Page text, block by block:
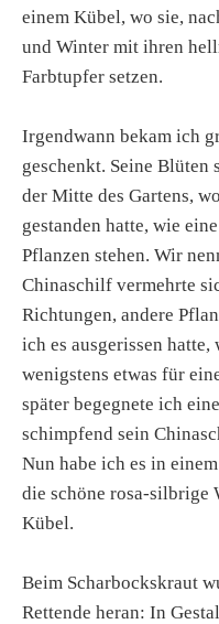
einem Kübel, wo sie,
und Winter mit ihren
Farbtupfer setzen.
Irgendwann bekam ich
geschenkt. Seine
der Mitte des Gartens,
gestanden hatte, wie
Pflanzen stehen. Wir
Chinaschilf vermehrte
Richtungen, andere
ich es ausgerissen
wenigstens etwas für
später begegnete ich
schimpfend sein
Nun habe ich es in
die schöne rosa-silbrige
Kübel.
Beim Scharbockskraut
Rettende heran: In